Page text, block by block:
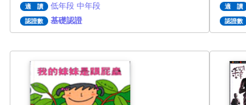
適 讀 低年段 中年段
認證數 基礎認證
適 讀
認證數